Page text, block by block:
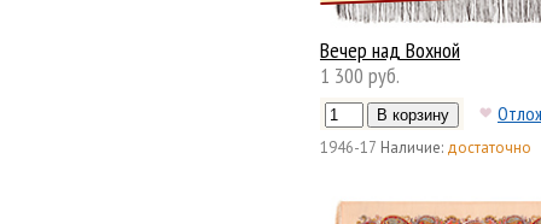
Вечер над Вохной
1 300 руб.
1946-17 Наличие: достаточно